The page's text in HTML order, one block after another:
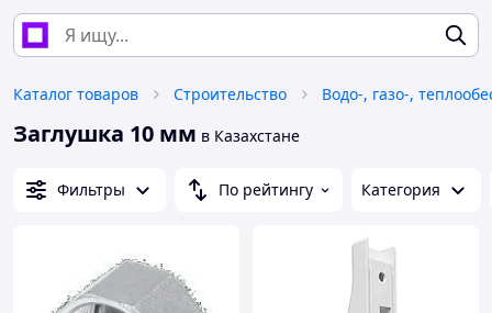
Каталог товаров Строительство Водо-, газо-,
Заглушка 10 мм в Казахстане
Фильтры По рейтингу Категория